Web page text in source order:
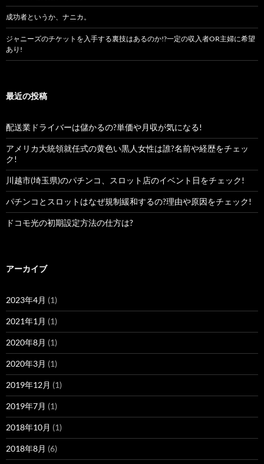
成功者というか、ナニカ。
ジャニーズのチケットを入手する裏技はあるのか!?一定の収入者OR主婦に希望
あり!
最近の投稿
配送業ドライバーは儲かるの?単価や月収が気になる!
アメリカ大統領就任式の黄色い黒人女性は誰?名前や経歴をチェッ
ク!
川越市(埼玉県)のパチンコ、スロット店のイベント日をチェック!
パチンコとスロットはなぜ規制緩和するの?理由や原因をチェック!
ドコモ光の初期設定方法の仕方は?
アーカイブ
2023年4月 (1)
2021年1月 (1)
2020年8月 (1)
2020年3月 (1)
2019年12月 (1)
2019年7月 (1)
2018年10月 (1)
2018年8月 (6)